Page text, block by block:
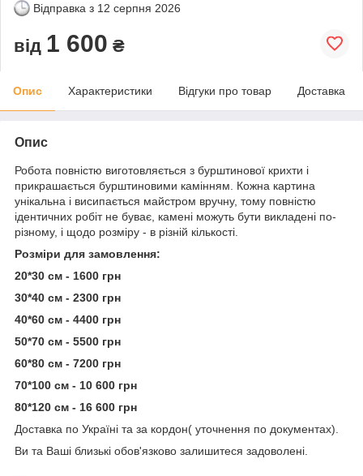
Відправка з 12 серпня 2026
від 1 600 ₴
Опис Характеристики Відгуки про товар Доставка
Опис
Робота повністю виготовляється з бурштинової крихти і
прикрашається бурштиновими камінням. Кожна картина
унікальна і висипається майстром вручну, тому повністю
ідентичних робіт не буває, камені можуть бути викладені по-
різному, і щодо розміру - в різній кількості.
Розміри для замовлення:
20*30 см - 1600 грн
30*40 см - 2300 грн
40*60 см - 4400 грн
50*70 см - 5500 грн
60*80 см - 7200 грн
70*100 см - 10 600 грн
80*120 см - 16 600 грн
Доставка по Україні та за кордон( уточнення по документах).
Ви та Ваші близькі обов'язково залишитеся задоволені.